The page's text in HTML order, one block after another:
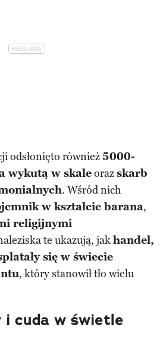
odsłonięto również 5000-
wykutą w skaleorazskarb
. Wśród nich
w kształcie barana,
religijnymi
te ukazują, jakhandel,
się w świecie
, który stanowił tło wielu
i cuda w świetle